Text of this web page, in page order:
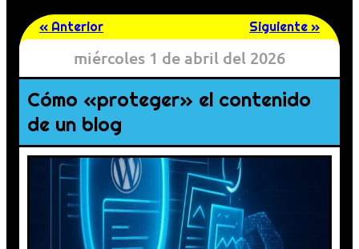
« Anterior Siguiente »
miércoles 1 de abril del 2026
Cómo «proteger» el contenido
de un blog